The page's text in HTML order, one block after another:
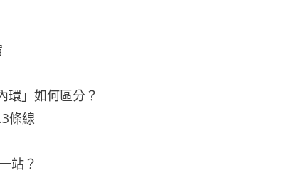
是？
環」如何區分？
條線
一站？